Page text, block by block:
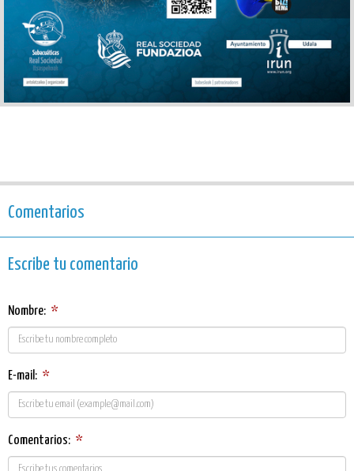
Comentarios
Escribe tu comentario
Nombre: *
E-mail: *
Comentarios: *